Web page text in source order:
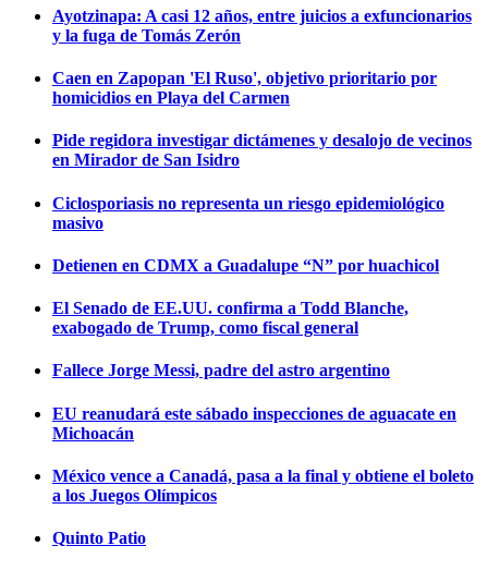
Ayotzinapa: A casi 12 años, entre juicios a exfuncionarios
y la fuga de Tomás Zerón
Caen en Zapopan 'El Ruso', objetivo prioritario por
homicidios en Playa del Carmen
Pide regidora investigar dictámenes y desalojo de vecinos
en Mirador de San Isidro
Ciclosporiasis no representa un riesgo epidemiológico
masivo
Detienen en CDMX a Guadalupe “N” por huachicol
El Senado de EE.UU. confirma a Todd Blanche,
exabogado de Trump, como fiscal general
Fallece Jorge Messi, padre del astro argentino
EU reanudará este sábado inspecciones de aguacate en
Michoacán
México vence a Canadá, pasa a la final y obtiene el boleto
a los Juegos Olímpicos
Quinto Patio